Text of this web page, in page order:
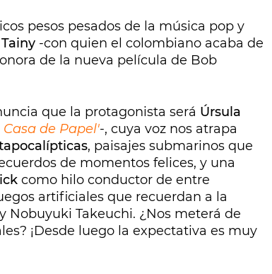
pesos pesados de la música pop y
Tainy -con quien el colombiano acaba de
de la nueva película de Bob
que la protagonista será Úrsula
Casa de Papel'-, cuya voz nos atrapa
, paisajes submarinos que
de momentos felices, y una
como hilo conductor de entre
artificiales que recuerdan a la
Nobuyuki Takeuchi. ¿Nos meterá de
¡Desde luego la expectativa es muy